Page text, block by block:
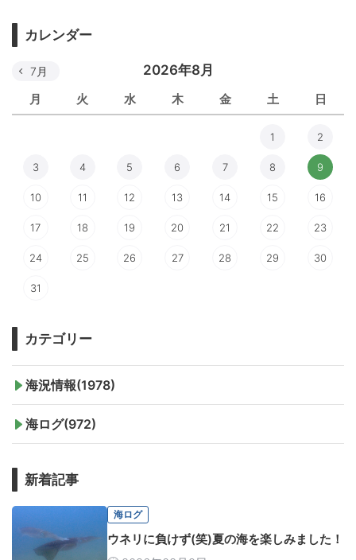
カレンダー
2026年8月
月 火 水 木 金 土 日
7月
1 2
3 4 5 6 7 8 9
10 11 12 13 14 15 16
17 18 19 20 21 22 23
24 25 26 27 28 29 30
31
カテゴリー
海況情報(1978)
海ログ(972)
新着記事
海ログ
ウネリに負けず(笑)夏の海を楽しみました！